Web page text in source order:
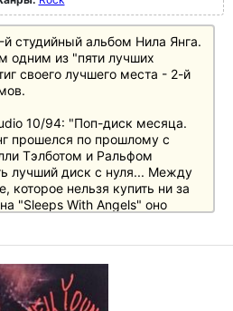
студийный альбом Нила Янга.
одним из "пяти лучших
своего лучшего места - 2-й
10/94: "Поп-диск месяца.
прошелся по прошлому с
Тэлботом и Ральфом
лучший диск с нуля... Между
которое нельзя купить ни за
"Sleeps With Angels" оно